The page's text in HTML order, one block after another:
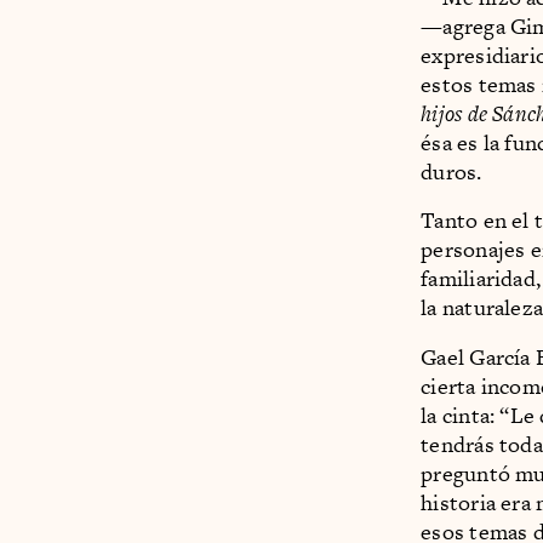
—agrega
estos temas
hijos de
ésa es la
duros.
Tanto en el
personajes
la
Gael
cierta
la cinta: “Le
tendrás
preguntó
historia era
esos temas